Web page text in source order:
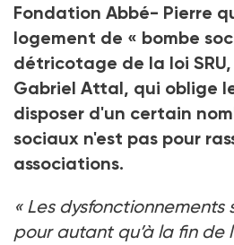
Fondation Abbé- Pierre
logement de « bombe
détricotage de la loi
Gabriel Attal, qui oblige
disposer d'un certain
sociaux n'est pas pour
associations.
« Les dysfonctionnements
pour autant qu’à la fin de